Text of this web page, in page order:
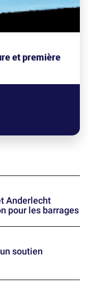
et première
Anderlecht
pour les barrages
soutien